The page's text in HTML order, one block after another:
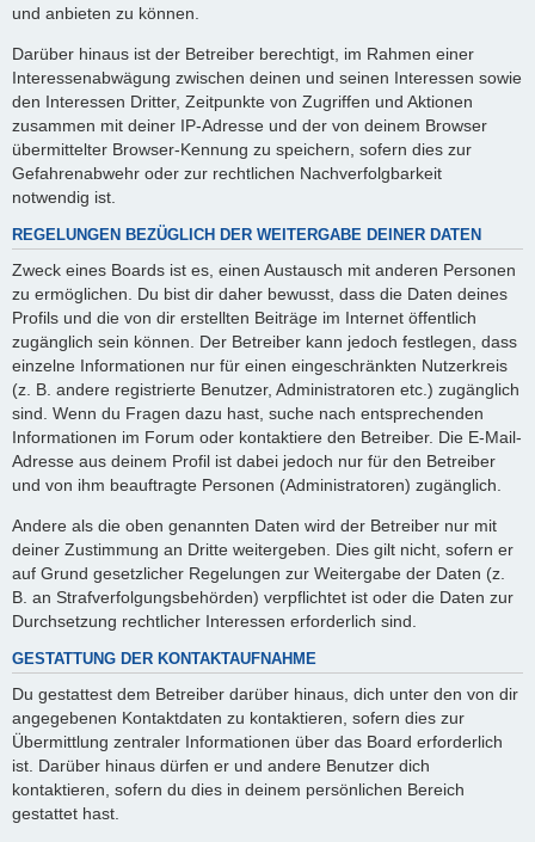
und anbieten zu können.
Darüber hinaus ist der Betreiber berechtigt, im Rahmen einer
Interessenabwägung zwischen deinen und seinen Interessen sowie
den Interessen Dritter, Zeitpunkte von Zugriffen und Aktionen
zusammen mit deiner IP-Adresse und der von deinem Browser
übermittelter Browser-Kennung zu speichern, sofern dies zur
Gefahrenabwehr oder zur rechtlichen Nachverfolgbarkeit
notwendig ist.
REGELUNGEN BEZÜGLICH DER WEITERGABE DEINER DATEN
Zweck eines Boards ist es, einen Austausch mit anderen Personen
zu ermöglichen. Du bist dir daher bewusst, dass die Daten deines
Profils und die von dir erstellten Beiträge im Internet öffentlich
zugänglich sein können. Der Betreiber kann jedoch festlegen, dass
einzelne Informationen nur für einen eingeschränkten Nutzerkreis
(z. B. andere registrierte Benutzer, Administratoren etc.) zugänglich
sind. Wenn du Fragen dazu hast, suche nach entsprechenden
Informationen im Forum oder kontaktiere den Betreiber. Die E-Mail-
Adresse aus deinem Profil ist dabei jedoch nur für den Betreiber
und von ihm beauftragte Personen (Administratoren) zugänglich.
Andere als die oben genannten Daten wird der Betreiber nur mit
deiner Zustimmung an Dritte weitergeben. Dies gilt nicht, sofern er
auf Grund gesetzlicher Regelungen zur Weitergabe der Daten (z.
B. an Strafverfolgungsbehörden) verpflichtet ist oder die Daten zur
Durchsetzung rechtlicher Interessen erforderlich sind.
GESTATTUNG DER KONTAKTAUFNAHME
Du gestattest dem Betreiber darüber hinaus, dich unter den von dir
angegebenen Kontaktdaten zu kontaktieren, sofern dies zur
Übermittlung zentraler Informationen über das Board erforderlich
ist. Darüber hinaus dürfen er und andere Benutzer dich
kontaktieren, sofern du dies in deinem persönlichen Bereich
gestattet hast.